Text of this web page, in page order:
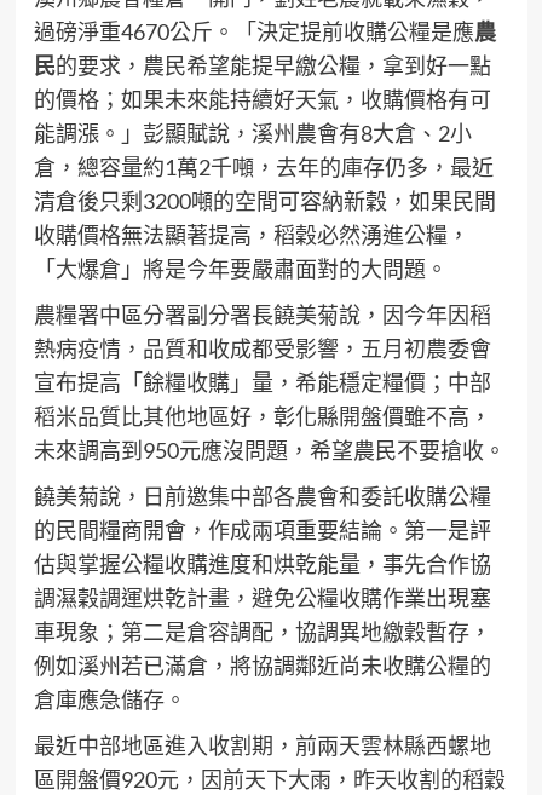
過磅淨重4670公斤。「決定提前收購公糧是應農
民的要求，農民希望能提早繳公糧，拿到好一點
的價格；如果未來能持續好天氣，收購價格有可
能調漲。」彭顯賦說，溪州農會有8大倉、2小
倉，總容量約1萬2千噸，去年的庫存仍多，最近
清倉後只剩3200噸的空間可容納新穀，如果民間
收購價格無法顯著提高，稻穀必然湧進公糧，
「大爆倉」將是今年要嚴肅面對的大問題。
農糧署中區分署副分署長饒美菊說，因今年因稻
熱病疫情，品質和收成都受影響，五月初農委會
宣布提高「餘糧收購」量，希能穩定糧價；中部
稻米品質比其他地區好，彰化縣開盤價雖不高，
未來調高到950元應沒問題，希望農民不要搶收。
饒美菊說，日前邀集中部各農會和委託收購公糧
的民間糧商開會，作成兩項重要結論。第一是評
估與掌握公糧收購進度和烘乾能量，事先合作協
調濕穀調運烘乾計畫，避免公糧收購作業出現塞
車現象；第二是倉容調配，協調異地繳穀暫存，
例如溪州若已滿倉，將協調鄰近尚未收購公糧的
倉庫應急儲存。
最近中部地區進入收割期，前兩天雲林縣西螺地
區開盤價920元，因前天下大雨，昨天收割的稻穀